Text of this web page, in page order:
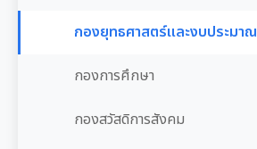
กองยุทธศาสตร์และงบประมาณ
กองการศึกษา
กองสวัสดิการสังคม